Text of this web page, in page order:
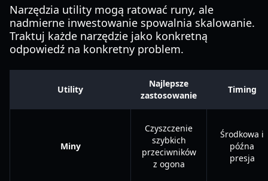
Narzędzia utility mogą ratować runy, ale
nadmierne inwestowanie spowalnia skalowanie.
Traktuj każde narzędzie jako konkretną
odpowiedź na konkretny problem.
Utility
Najlepsze
zastosowanie
Timing
Miny
Czyszczenie
szybkich
przeciwników
z ogona
Środkowa i
późna
presja